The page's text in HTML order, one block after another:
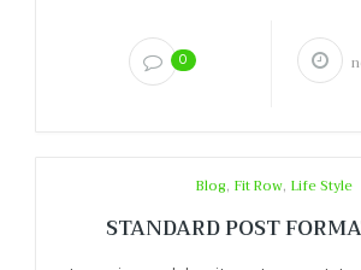
0
Blog, Fit Row, Life Style
STANDARD POST